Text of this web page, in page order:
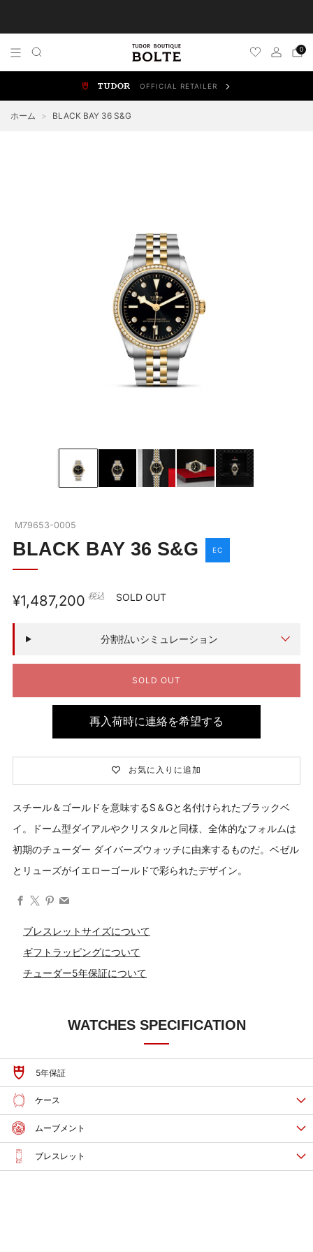
0
OFFICIAL RETAILER
OUR BOUTIQUE
SHOP BLOG
お問い合わせ
NEW WATCHES ブラックベイ
ブラックベイを詳しく見る
チューダーウォッチの全商品を見る
ホーム > BLACK BAY 36 S&G
M79653-0005
BLACK BAY 36 S&G EC
通
常
格
¥1,487,200 税込 SOLD OUT
分割払いシミュレーション
SOLD OUT
再入荷時に連絡を希望する
お気に入りに追加
スチール＆ゴールドを意味するS＆Gと名付けられたブラックベ
イ。ドーム型ダイアルやクリスタルと同様、全体的なフォルムは
初期のチューダー ダイバーズウォッチに由来するものだ。ベゼル
とリューズがイエローゴールドで彩られたデザイン。
ブレスレットサイズについて
ギフトラッピングについて
チューダー5年保証について
WATCHES SPECIFICATION
5年保証
ケース
ムーブメント
ブレスレット